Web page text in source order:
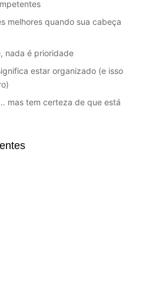
melhores quando sua cabeça
nada é prioridade
estar organizado (e isso
mas tem certeza de que está